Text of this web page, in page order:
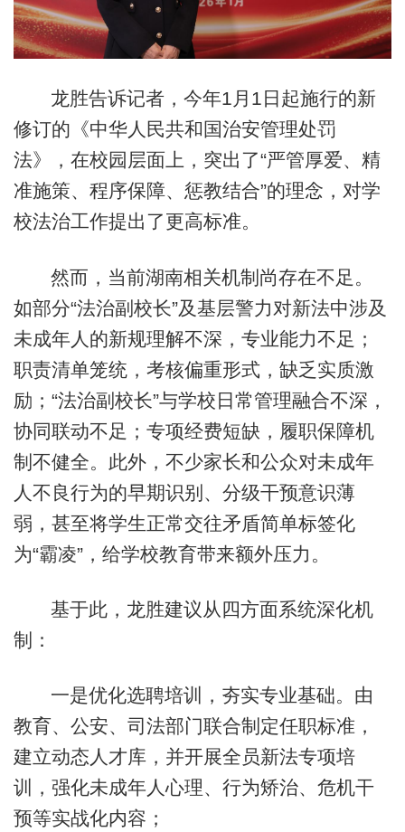
龙胜告诉记者，今年1月1日起施行的新
修订的《中华人民共和国治安管理处罚
法》，在校园层面上，突出了“严管厚爱、精
准施策、程序保障、惩教结合”的理念，对学
校法治工作提出了更高标准。
然而，当前湖南相关机制尚存在不足。
如部分“法治副校长”及基层警力对新法中涉及
未成年人的新规理解不深，专业能力不足；
职责清单笼统，考核偏重形式，缺乏实质激
励；“法治副校长”与学校日常管理融合不深，
协同联动不足；专项经费短缺，履职保障机
制不健全。此外，不少家长和公众对未成年
人不良行为的早期识别、分级干预意识薄
弱，甚至将学生正常交往矛盾简单标签化
为“霸凌”，给学校教育带来额外压力。
基于此，龙胜建议从四方面系统深化机
制：
一是优化选聘培训，夯实专业基础。由
教育、公安、司法部门联合制定任职标准，
建立动态人才库，并开展全员新法专项培
训，强化未成年人心理、行为矫治、危机干
预等实战化内容；